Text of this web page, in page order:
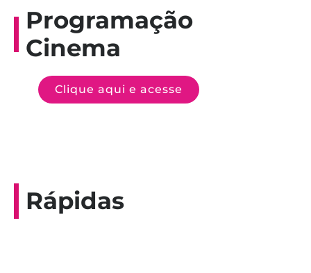
Programação
Cinema
Clique aqui e acesse
Rápidas